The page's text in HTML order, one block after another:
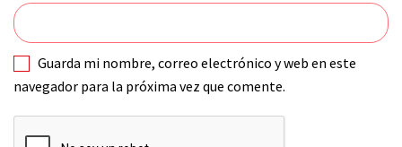
Guarda mi nombre, correo electrónico y web en este
navegador para la próxima vez que comente.